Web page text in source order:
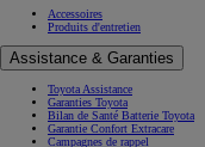
Accessoires
Produits d'entretien
Assistance & Garanties
Toyota Assistance
Garanties Toyota
Bilan de Santé Batterie Toyota
Garantie Confort Extracare
Campagnes de rappel